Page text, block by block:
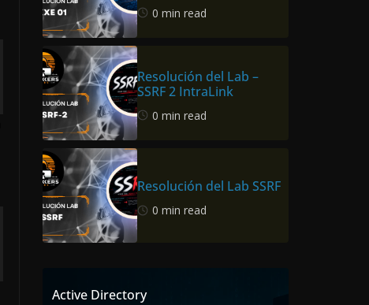
0 min read
Resolución del Lab –
SSRF 2 IntraLink
0 min read
Resolución del Lab SSRF
0 min read
Active Directory